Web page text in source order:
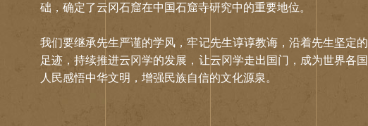
础，确定了云冈石窟在中国石窟寺研究中的重要地位。
我们要继承先生严谨的学风，牢记先生谆谆教诲，沿着先生坚定的
足迹，持续推进云冈学的发展，让云冈学走出国门，成为世界各国
人民感悟中华文明，增强民族自信的文化源泉。